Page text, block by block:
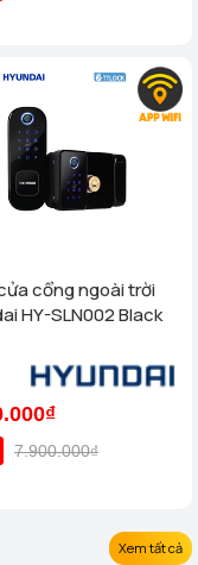
cổng ngoài trời
HY-SLN002 Black
7.900.000₫
Xem tất cả